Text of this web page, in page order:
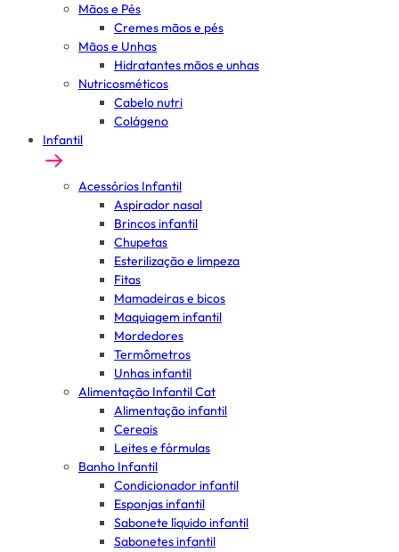
Mãos e Pés
Cremes mãos e pés
Mãos e Unhas
Hidratantes mãos e unhas
Nutricosméticos
Cabelo nutri
Colágeno
Infantil
Acessórios Infantil
Aspirador nasal
Brincos infantil
Chupetas
Esterilização e limpeza
Fitas
Mamadeiras e bicos
Maquiagem infantil
Mordedores
Termômetros
Unhas infantil
Alimentação Infantil Cat
Alimentação infantil
Cereais
Leites e fórmulas
Banho Infantil
Condicionador infantil
Esponjas infantil
Sabonete líquido infantil
Sabonetes infantil